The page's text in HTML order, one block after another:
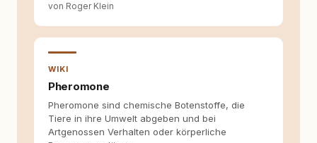
von Roger Klein
WIKI
Pheromone
Pheromone sind chemische Botenstoffe, die
Tiere in ihre Umwelt abgeben und bei
Artgenossen Verhalten oder körperliche